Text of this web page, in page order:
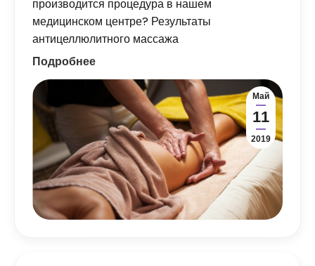
производится процедура в нашем
медицинском центре? Результаты
антицеллюлитного массажа
Подробнее
Май
11
2019